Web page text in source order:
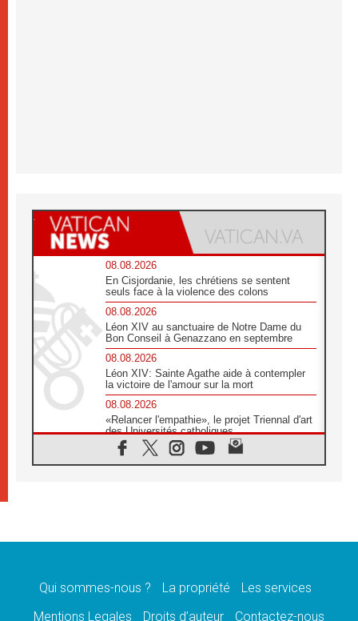
08.08.2026
En Cisjordanie, les chrétiens se sentent
seuls face à la violence des colons
08.08.2026
Léon XIV au sanctuaire de Notre Dame du
Bon Conseil à Genazzano en septembre
08.08.2026
Léon XIV: Sainte Agathe aide à contempler
la victoire de l'amour sur la mort
08.08.2026
«Relancer l'empathie», le projet Triennal d'art
des Universités catholiques
08.08.2026
Signis 2026, donner la parole aux religieuses
07.08.2026
07.08.2026
de l'Assomption et mémoire nationale
Qui sommes-nous ? La propriété
Les services
Mentions Legales
Droits d’auteur Contactez-nous